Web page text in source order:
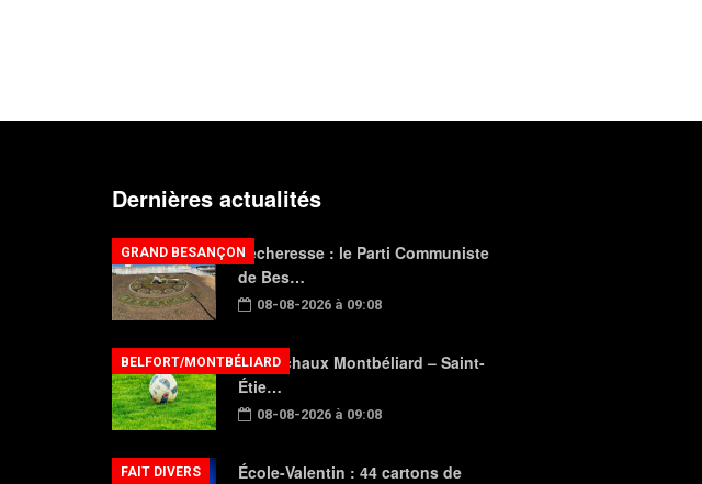
Dernières actualités
Sécheresse : le Parti Communiste
de Bes…
08-08-2026 à 09:08
GRAND BESANÇON
FC Sochaux Montbéliard – Saint-
Étie…
08-08-2026 à 09:08
BELFORT/MONTBÉLIARD
École-Valentin : 44 cartons de
FAIT DIVERS